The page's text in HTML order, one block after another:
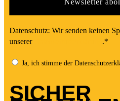
Datenschutz: Wir senden keinen
unserer
.*
Ja, ich stimme der
SICHER